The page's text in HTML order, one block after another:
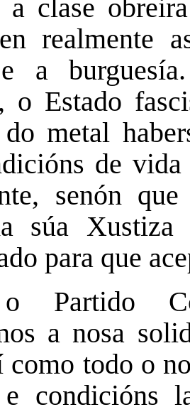
a clase
realmente
a
, o Estado
metal
de
senón
súa Xustiza
para que
Partido
a nosa
como todo o
e condicións